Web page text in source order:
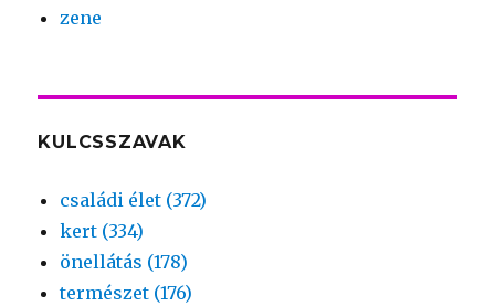
zene
KULCSSZAVAK
családi élet (372)
kert (334)
önellátás (178)
természet (176)